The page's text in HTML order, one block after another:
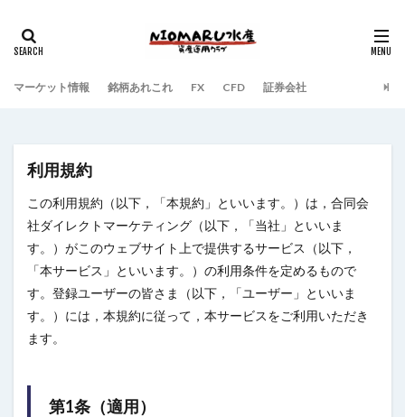
マーケット情報 銘柄あれこれ FX CFD 証券会社
利用規約
この利用規約（以下，「本規約」といいます。）は，合同会
社ダイレクトマーケティング（以下，「当社」といいま
す。）がこのウェブサイト上で提供するサービス（以下，
「本サービス」といいます。）の利用条件を定めるもので
す。登録ユーザーの皆さま（以下，「ユーザー」といいま
す。）には，本規約に従って，本サービスをご利用いただき
ます。
第1条（適用）